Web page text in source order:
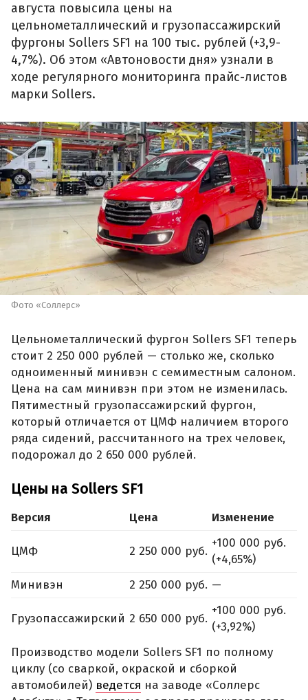
августа повысила цены на
цельнометаллический и грузопассажирский
фургоны Sollers SF1 на 100 тыс. рублей (+3,9-
4,7%). Об этом «Автоновости дня» узнали в
ходе регулярного мониторинга прайс-листов
марки Sollers.
Фото «Соллерс»
Цельнометаллический фургон Sollers SF1 теперь
стоит 2 250 000 рублей — столько же, сколько
одноименный минивэн с семиместным салоном.
Цена на сам минивэн при этом не изменилась.
Пятиместный грузопассажирский фургон,
который отличается от ЦМФ наличием второго
ряда сидений, рассчитанного на трех человек,
подорожал до 2 650 000 рублей.
Цены на Sollers SF1
Версия Цена Изменение
ЦМФ 2 250 000 руб.
+100 000 руб.
(+4,65%)
Минивэн
2 250 000 руб. —
Грузопассажирский 2 650 000 руб.
+100 000 руб.
(+3,92%)
Производство модели Sollers SF1 по полному
циклу (со сваркой, окраской и сборкой
автомобилей) ведется на заводе «Соллерс